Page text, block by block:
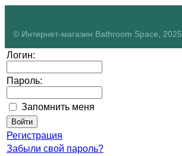
© Интернет-магазин Bathroom Space, 2025
Логин:
Пароль:
Запомнить меня
Регистрация
Забыли свой пароль?